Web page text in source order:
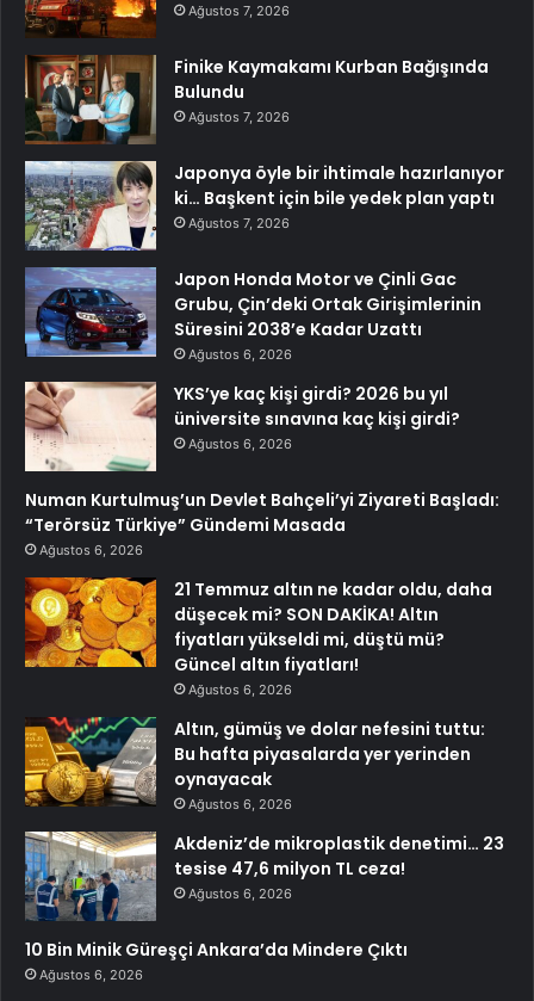
Ağustos 7, 2026
Finike Kaymakamı Kurban Bağışında
Bulundu
Ağustos 7, 2026
Japonya öyle bir ihtimale hazırlanıyor
ki… Başkent için bile yedek plan yaptı
Ağustos 7, 2026
Japon Honda Motor ve Çinli Gac
Grubu, Çin’deki Ortak Girişimlerinin
Süresini 2038’e Kadar Uzattı
Ağustos 6, 2026
YKS’ye kaç kişi girdi? 2026 bu yıl
üniversite sınavına kaç kişi girdi?
Ağustos 6, 2026
Numan Kurtulmuş’un Devlet Bahçeli’yi Ziyareti Başladı:
“Terörsüz Türkiye” Gündemi Masada
Ağustos 6, 2026
21 Temmuz altın ne kadar oldu, daha
düşecek mi? SON DAKİKA! Altın
fiyatları yükseldi mi, düştü mü?
Güncel altın fiyatları!
Ağustos 6, 2026
Altın, gümüş ve dolar nefesini tuttu:
Bu hafta piyasalarda yer yerinden
oynayacak
Ağustos 6, 2026
Akdeniz’de mikroplastik denetimi… 23
tesise 47,6 milyon TL ceza!
Ağustos 6, 2026
10 Bin Minik Güreşçi Ankara’da Mindere Çıktı
Ağustos 6, 2026